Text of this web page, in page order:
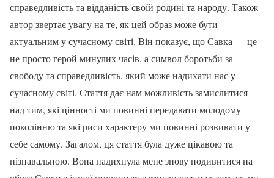
справедливість та відданість своїй родині та народу. Також
автор звертає увагу на те, як цей образ може бути
актуальним у сучасному світі. Він показує, що Савка — це
не просто герой минулих часів, а символ боротьби за
свободу та справедливість, який може надихати нас у
сучасному світі. Стаття дає нам можливість замислитися
над тим, які цінності ми повинні передавати молодому
поколінню та які риси характеру ми повинні розвивати у
себе самому. Загалом, ця стаття була дуже цікавою та
пізнавальною. Вона надихнула мене знову подивитися на